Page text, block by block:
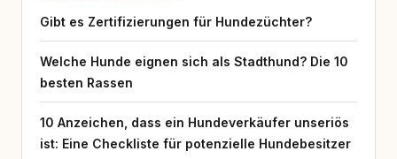
Gibt es Zertifizierungen für Hundezüchter?
Welche Hunde eignen sich als Stadthund? Die 10
besten Rassen
10 Anzeichen, dass ein Hundeverkäufer unseriös
ist: Eine Checkliste für potenzielle Hundebesitzer